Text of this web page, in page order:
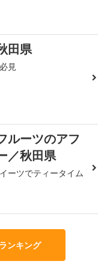
田県
見
ルーツのアフ
／秋田県
ーツでティータイム
ンキング